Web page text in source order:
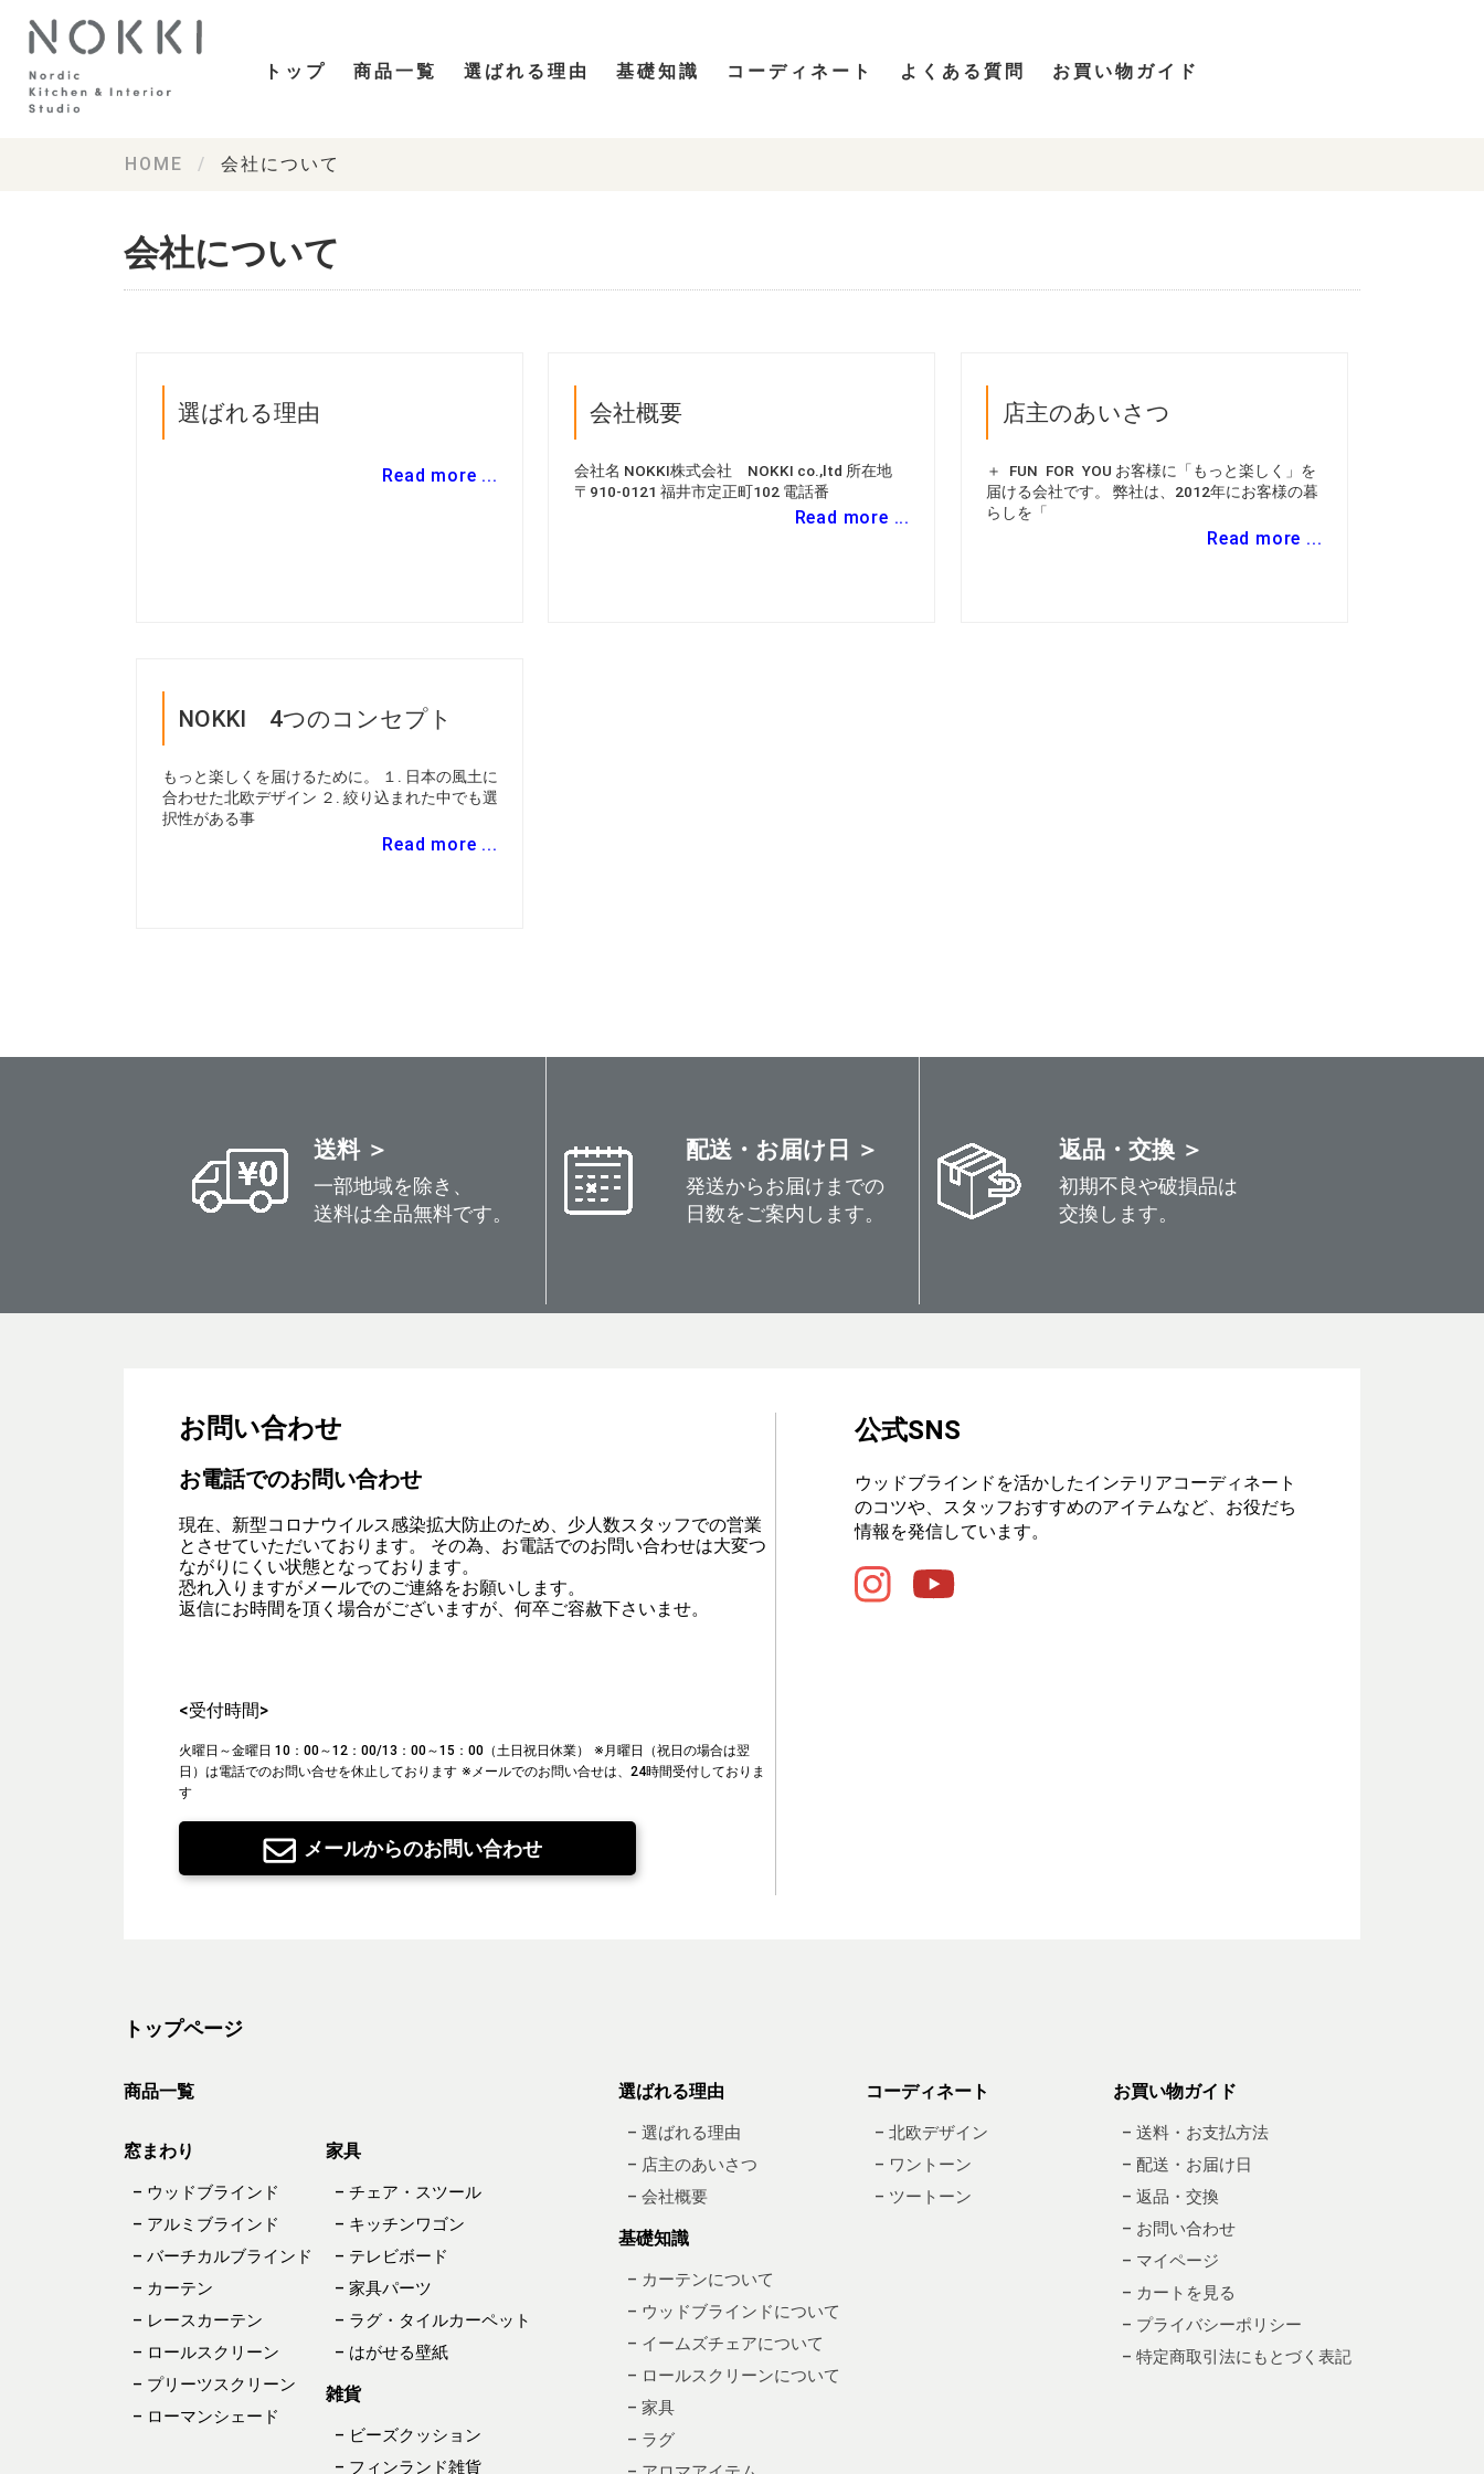
トップ 商品一覧 選ばれる理由 基礎知識 コーディネート よくある質問 お買い物ガイド
HOME 会社について
会社について
選ばれる理由
Read more ...
会社概要
会社名 NOKKI株式会社 NOKKI co.,ltd 所在地
〒910-0121 福井市定正町102 電話番
Read more ...
店主のあいさつ
＋ FUN FOR YOU お客様に「もっと楽しく」を
届ける会社です。 弊社は、2012年にお客様の暮
らしを「
Read more ...
NOKKI 4つのコンセプト
もっと楽しくを届けるために。 １. 日本の風土に
合わせた北欧デザイン ２. 絞り込まれた中でも選
択性がある事
Read more ...
送料 ＞
一部地域を除き、
送料は全品無料です。
配送・お届け日 ＞
発送からお届けまでの
日数をご案内します。
返品・交換 ＞
初期不良や破損品は
交換します。
お問い合わせ
お電話でのお問い合わせ
現在、新型コロナウイルス感染拡大防止のため、少人数スタッフでの営業
とさせていただいております。 その為、お電話でのお問い合わせは大変つ
ながりにくい状態となっております。
恐れ入りますがメールでのご連絡をお願いします。
返信にお時間を頂く場合がございますが、何卒ご容赦下さいませ。
<受付時間>
火曜日～金曜日 10：00～12：00/13：00～15：00（土日祝日休業）
※月曜日（祝日の場合は翌
日）は電話でのお問い合せを休止しております ※メールでのお問い合せは、24時間受付しておりま
す
メールからのお問い合わせ
公式SNS
ウッドブラインドを活かしたインテリアコーディネート
のコツや、スタッフおすすめのアイテムなど、お役だち
情報を発信しています。
トップページ
商品一覧
窓まわり
– ウッドブラインド
– アルミブラインド
– バーチカルブラインド
– カーテン
– レースカーテン
– ロールスクリーン
– プリーツスクリーン
– ローマンシェード
家具
– チェア・スツール
– キッチンワゴン
– テレビボード
– 家具パーツ
– ラグ・タイルカーペット
– はがせる壁紙
雑貨
– ビーズクッション
– フィンランド雑貨
選ばれる理由
– 選ばれる理由
– 店主のあいさつ
– 会社概要
基礎知識
– カーテンについて
– ウッドブラインドについて
– イームズチェアについて
– ロールスクリーンについて
– 家具
– ラグ
コーディネート
– 北欧デザイン
– ワントーン
– ツートーン
お買い物ガイド
– 送料・お支払方法
– 配送・お届け日
– 返品・交換
– お問い合わせ
– マイページ
– カートを見る
– プライバシーポリシー
– 特定商取引法にもとづく表記